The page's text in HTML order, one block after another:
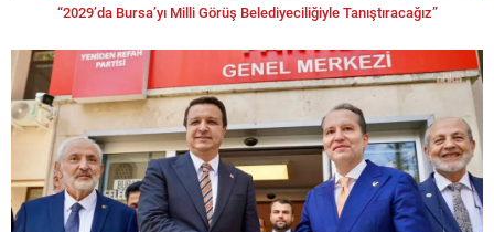
“2029’da Bursa’yı Milli Görüş Belediyeciliğiyle Tanıştıracağız”